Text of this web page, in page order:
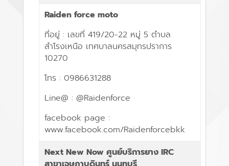
Raiden force moto
ที่อยู่ : เลขที่ 419/20-22 หมู่ 5 ตำบล
สำโรงเหนือ เทศบาลนครสมุทรปราการ
10270
โทร : 0986631288
Line@ : @Raidenforce
facebook page :
www.facebook.com/Raidenforcebkk
Next New Now ศูนย์บริการยาง IRC